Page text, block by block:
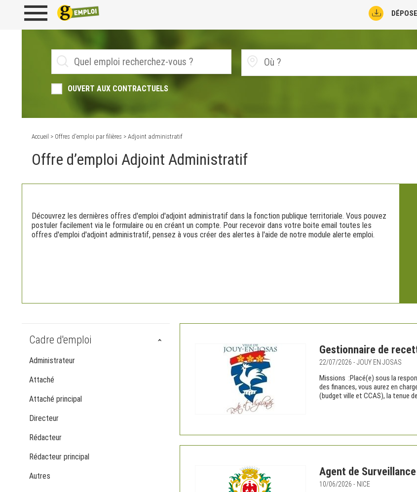
OUVERT AUX CONTRACTUELS
Accueil > Offres d'emploi par filières > Adjoint administratif
Offre d’emploi Adjoint Administratif
Découvrez les dernières offres d'emploi d'adjoint administratif dans la fonction publique territoriale. Vous pouvez
postuler facilement via le formulaire ou en créant un compte. Pour recevoir dans votre boite email toutes les
offres d'emploi d'adjoint administratif, pensez à vous créer des alertes à l'aide de notre module alerte emploi.
Cadre d'emploi
Administrateur
Attaché
Attaché principal
Directeur
Rédacteur
Rédacteur principal
Autres
Gestionnaire de
22/07/2026 - JOUY EN JOSAS
Missions :Placé(e) sous la
des finances, vous aurez en
(budget ville et CCAS), la tenue
Agent de
10/06/2026 - NICE